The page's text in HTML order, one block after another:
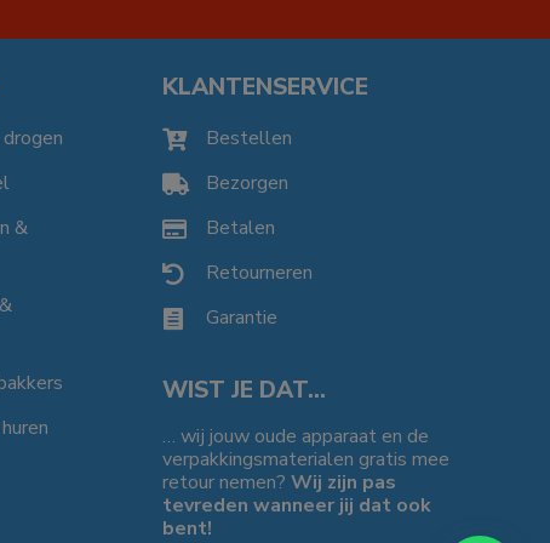
&
KLANTENSERVICE
 Bestellen
 Bezorgen
 Betalen
 Retourneren
 Garantie
WIST JE DAT…
… wij jouw oude apparaat en de
verpakkingsmaterialen gratis mee
retour nemen?Wij zijn pas
tevreden wanneer jij dat ook
bent!